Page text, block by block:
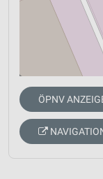
ÖPNV